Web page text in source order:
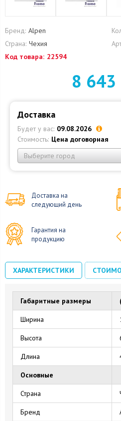
Бренд: Alpen
Страна: Чехия
Код товара: 22594
8 643
Доставка
Будет у вас: 09.08.2026
Стоимость: Цена договорная
Выберите город
Доставка на
следующий день
Гарантия на
продукцию
ХАРАКТЕРИСТИКИ
Габаритные размеры
Ширина
Высота
Длина
Основные
Страна
Бренд